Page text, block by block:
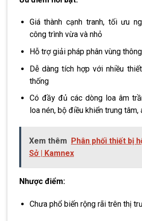
Giá thành cạnh tranh, tối ưu
công trình vừa và nhỏ
Hỗ trợ giải pháp phân vùng
Dễ dàng tích hợp với nhiều
thống
Có đầy đủ các dòng loa âm
loa nén, bộ điều khiển trung tâm,
Xem thêm Phân phối thiết bị
Sở | Kamnex
Nhược điểm:
Chưa phổ biến rộng rãi trên thị